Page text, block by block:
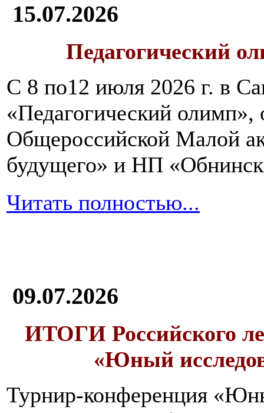
15.07.2026
Педагогический
С 8 по12 июля 2026 г. в
«Педагогический олимп»,
Общероссийской Малой
будущего» и НП
Читать полностью...
09.07.2026
ИТОГИ Российского
«Юный
Турнир-конференция